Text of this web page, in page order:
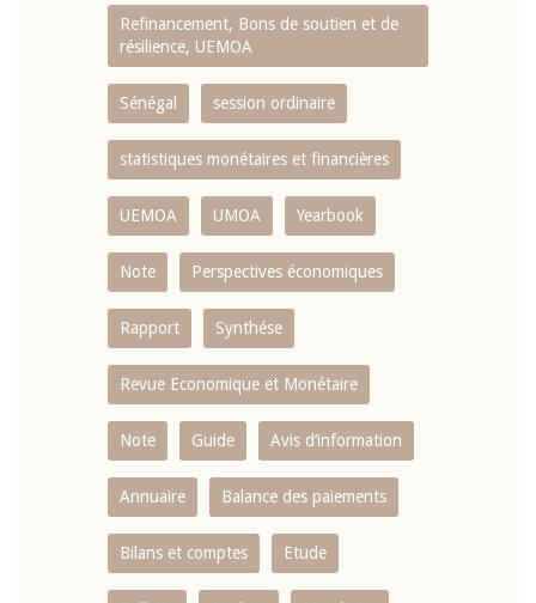
Refinancement, Bons de soutien et de
résilience, UEMOA
Sénégal session ordinaire
statistiques monétaires et financières
UEMOA UMOA Yearbook
Note Perspectives économiques
Rapport Synthése
Revue Economique et Monétaire
Note Guide Avis d’information
Annuaire Balance des paiements
Bilans et comptes Etude